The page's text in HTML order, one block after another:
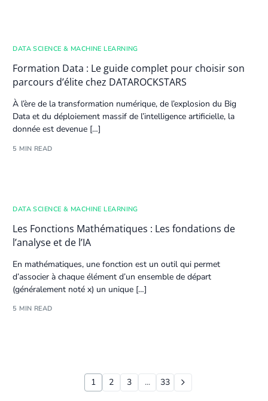
DATA SCIENCE & MACHINE LEARNING
Formation Data : Le guide complet pour choisir son
parcours d’élite chez DATAROCKSTARS
À l’ère de la transformation numérique, de l’explosion du Big
Data et du déploiement massif de l’intelligence artificielle, la
donnée est devenue […]
5 MIN READ
DATA SCIENCE & MACHINE LEARNING
Les Fonctions Mathématiques : Les fondations de
l’analyse et de l’IA
En mathématiques, une fonction est un outil qui permet
d’associer à chaque élément d’un ensemble de départ
(généralement noté x) un unique […]
5 MIN READ
1 2 3 ... 33